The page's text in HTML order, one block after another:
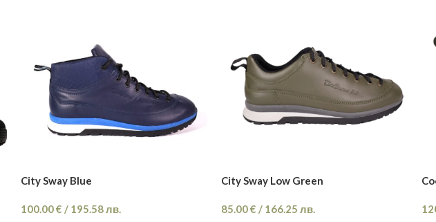
City Sway Blue
100.00€ / 195.58лв.
City Sway Low Green
85.00€ / 166.25 лв.